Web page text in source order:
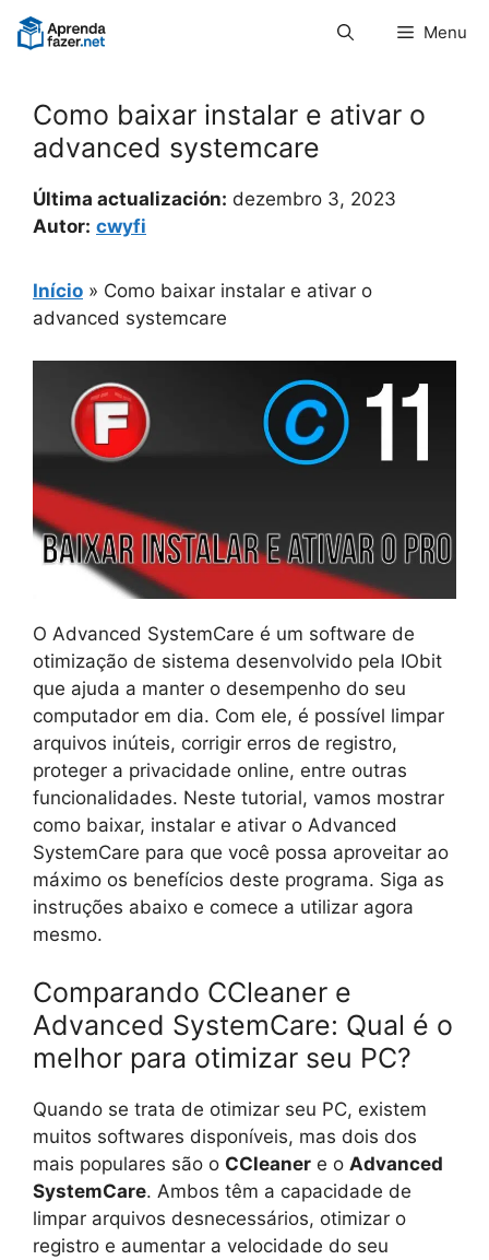
Pular
para
Menu
Como baixar instalar e ativar o
advanced systemcare
Última actualización: dezembro 3, 2023
Autor: cwyfi
Início » Como baixar instalar e ativar o
advanced systemcare
O Advanced SystemCare é um software de
otimização de sistema desenvolvido pela IObit
que ajuda a manter o desempenho do seu
computador em dia. Com ele, é possível limpar
arquivos inúteis, corrigir erros de registro,
proteger a privacidade online, entre outras
funcionalidades. Neste tutorial, vamos mostrar
como baixar, instalar e ativar o Advanced
SystemCare para que você possa aproveitar ao
máximo os benefícios deste programa. Siga as
instruções abaixo e comece a utilizar agora
mesmo.
Comparando CCleaner e
Advanced SystemCare: Qual é o
melhor para otimizar seu PC?
Quando se trata de otimizar seu PC, existem
muitos softwares disponíveis, mas dois dos
mais populares são o CCleaner e o Advanced
SystemCare. Ambos têm a capacidade de
limpar arquivos desnecessários, otimizar o
registro e aumentar a velocidade do seu